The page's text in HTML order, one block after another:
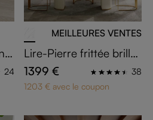
24
MEILLEURES VENTES
Lire-Pierre frittée brilla
nte Tables à manger
1399 €
38
1203 € avec le coupon